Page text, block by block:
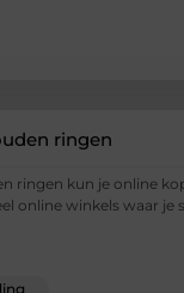
ringen
ringen kun je online
online winkels waar je